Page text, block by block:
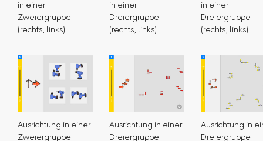
in einer
Zweiergruppe
(rechts, links)
in einer
Dreiergruppe
(rechts, links)
in einer
Dreiergruppe
(rechts, links)
Ausrichtung in einer
Zweiergruppe
Ausrichtung in einer
Dreiergruppe
Ausrichtung in
Dreiergruppe